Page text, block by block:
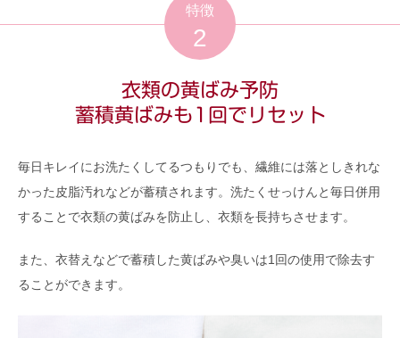
特徴
2
衣類の黄ばみ予防
蓄積黄ばみも1回でリセット
毎日キレイにお洗たくしてるつもりでも、繊維には落としきれな
かった皮脂汚れなどが蓄積されます。洗たくせっけんと毎日併用
することで衣類の黄ばみを防止し、衣類を長持ちさせます。
また、衣替えなどで蓄積した黄ばみや臭いは1回の使用で除去す
ることができます。